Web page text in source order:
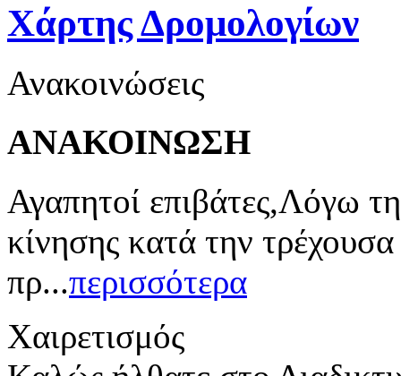
Χάρτης Δρομολογίων
Ανακοινώσεις
ΑΝΑΚΟΙΝΩΣΗ
Αγαπητοί επιβάτες,Λόγω
κίνησης κατά την
πρ...περισσότερα
Χαιρετισμός